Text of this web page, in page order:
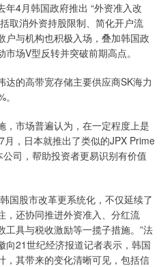
4月韩国政府推出 “外资准入改
取消外资持股限制、简化开户流
户与机构也积极入场，叠加韩国政
场V型反转并突破前期高点。
的高带宽存储主要供应商SK海力
市场普遍认为，在一定程度上是
，日本就推出了类似的JPX Prime
司，帮助投资者更易识别有价值
股市改革更系统化，不仅延续了
，还协同推进外资准入、分红流
具与税收激励等一揽子措施。”法
向21世纪经济报道记者表示，韩国
，其带来的变化清晰可见，包括信